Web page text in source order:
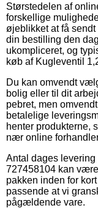
Størstedelen af
forskellige
øjeblikket at få
din bestilling den
ukompliceret, og
køb af Kugleventil
Du kan omvendt
bolig eller til dit
pebret, men
betalelige
henter produkterne,
nær online
Antal dages
727458104 kan
pakken inden for
passende at vi
pågældende vare.